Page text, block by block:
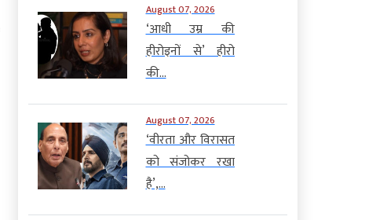
August 07, 2026
‘आधी उम्र की
हीरोइनों से’ हीरो
की...
August 07, 2026
‘वीरता और विरासत
को संजोकर रखा
है’,...